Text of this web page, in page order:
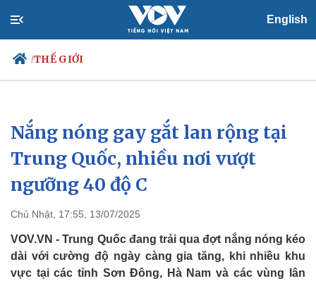
English
/THẾ GIỚI
Chính trị
Đảng
Tổ chức nhân sự
Quốc hội
Nhận diện sự thật
Xã hội
Tin 24h
Dự báo thời tiết
Nắng nóng gay gắt lan rộng tại
Trung Quốc, nhiều nơi vượt
ngưỡng 40 độ C
Chủ Nhật, 17:55, 13/07/2025
VOV.VN - Trung Quốc đang trải qua đợt nắng nóng kéo
dài với cường độ ngày càng gia tăng, khi nhiều khu
vực tại các tỉnh Sơn Đông, Hà Nam và các vùng lân